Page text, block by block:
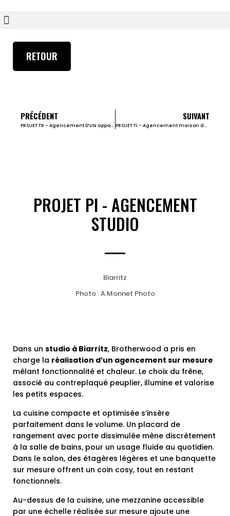
RETOUR
PRÉCÉDENT
PROJET TR – Agencement D’UN appartement
SUIVANT
PROJET TI – Agencement maison du lac
PROJET PI - AGENCEMENT
STUDIO
Biarritz
Photo : A.Monnet Photo
Dans un studio à Biarritz, Brotherwood a pris en
charge la réalisation d’un agencement sur mesure
mêlant fonctionnalité et chaleur. Le choix du frêne,
associé au contreplaqué peuplier, illumine et valorise
les petits espaces.
La cuisine compacte et optimisée s’insère
parfaitement dans le volume. Un placard de
rangement avec porte dissimulée mène discrètement
à la salle de bains, pour un usage fluide au quotidien.
Dans le salon, des étagères légères et une banquette
sur mesure offrent un coin cosy, tout en restant
fonctionnels.
Au-dessus de la cuisine, une mezzanine accessible
par une échelle réalisée sur mesure ajoute une